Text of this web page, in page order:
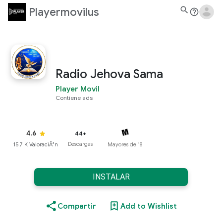
Playermovilus search help_outline
Radio Jehova Sama
Player Movil
Contiene ads
4.6
15.7 K ValoraciÃ³n
44+
Descargas Mayores de 18
INSTALAR
Compartir Add to Wishlist